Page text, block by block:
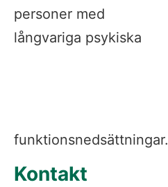
personer med
långvariga psykiska
funktionsnedsättningar.
Kontakt